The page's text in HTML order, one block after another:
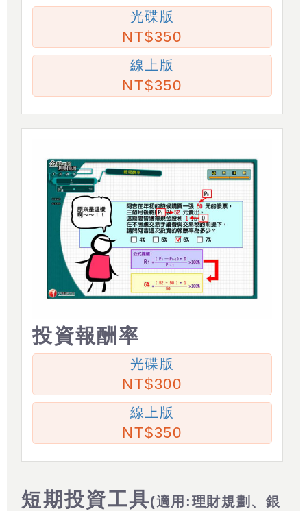
光碟版
350
線上版
350
投資報酬率
光碟版
300
線上版
350
短期投資工具(適用:理財規劃、銀